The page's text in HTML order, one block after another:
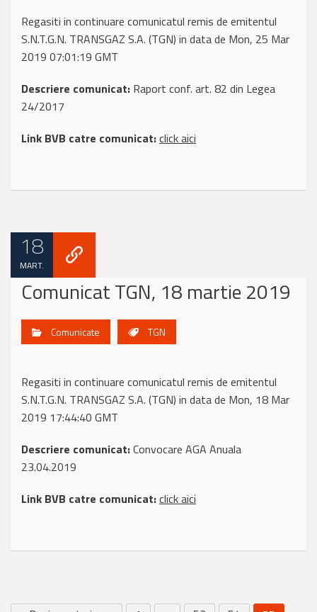
Regasiti in continuare comunicatul remis de emitentul
S.N.T.G.N. TRANSGAZ S.A. (TGN) in data de Mon, 25 Mar
2019 07:01:19 GMT
Descriere comunicat: Raport conf. art. 82 din Legea
24/2017
Link BVB catre comunicat:click aici
18
MART.
Comunicat TGN, 18 martie 2019
Comunicate TGN
Regasiti in continuare comunicatul remis de emitentul
S.N.T.G.N. TRANSGAZ S.A. (TGN) in data de Mon, 18 Mar
2019 17:44:40 GMT
Descriere comunicat:Convocare AGA Anuala
23.04.2019
Link BVB catre comunicat:click aici